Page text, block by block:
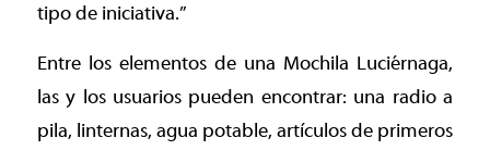
tipo de iniciativa.”
Entre los elementos de una Mochila Luciérnaga,
las y los usuarios pueden encontrar: una radio a
pila, linternas, agua potable, artículos de primeros